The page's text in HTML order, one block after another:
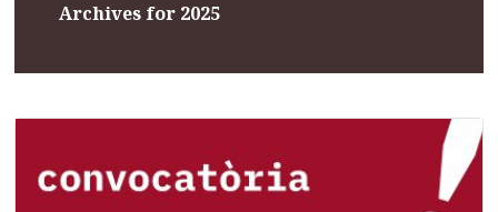
Archives for 2025